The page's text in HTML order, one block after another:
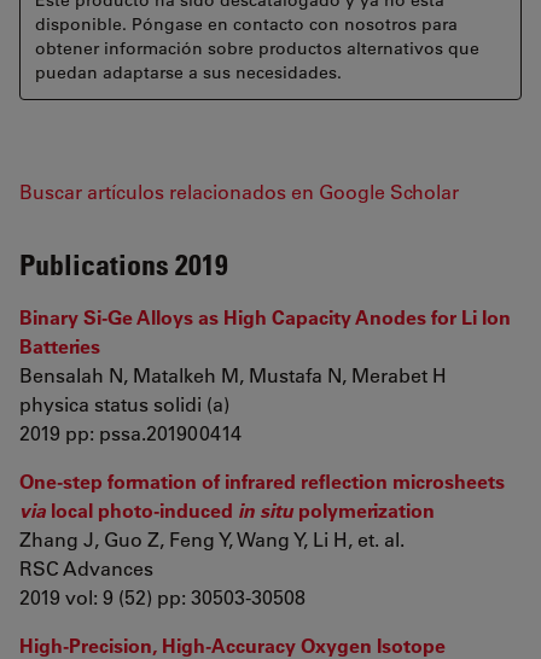
disponible. Póngase en contacto con nosotros para
obtener información sobre productos alternativos que
puedan adaptarse a sus necesidades.
Buscar artículos relacionados en Google Scholar
Publications 2019
Binary Si‐Ge Alloys as High Capacity Anodes for Li Ion
Batteries
Bensalah N, Matalkeh M, Mustafa N, Merabet H
physica status solidi (a)
2019 pp: pssa.201900414
One-step formation of infrared reflection microsheets
via local photo-induced in situ polymerization
Zhang J, Guo Z, Feng Y, Wang Y, Li H, et. al.
RSC Advances
2019 vol: 9 (52) pp: 30503-30508
High‐Precision, High‐Accuracy Oxygen Isotope